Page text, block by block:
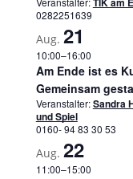
0282251639
Aug. 21
10:00–16:00
Am Ende ist es
Gemeinsam
Veranstalter:Sandra
und Spiel
0160- 94 83 30 53
Aug. 22
11:00–15:00